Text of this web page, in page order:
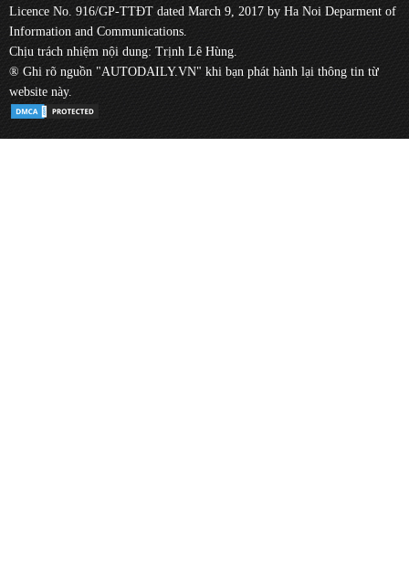
Licence No. 916/GP-TTĐT dated March 9, 2017 by Ha Noi Deparment of
Information and Communications.
Chịu trách nhiệm nội dung: Trịnh Lê Hùng.
® Ghi rõ nguồn "AUTODAILY.VN" khi bạn phát hành lại thông tin từ
website này.